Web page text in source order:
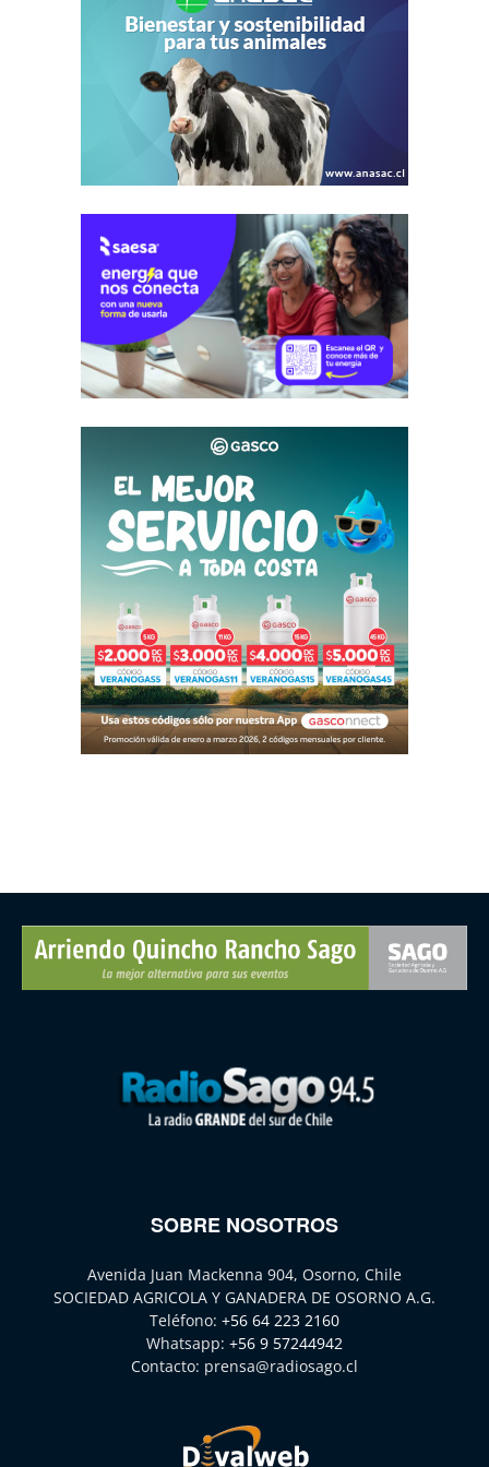
SOBRE NOSOTROS
Avenida Juan Mackenna 904, Osorno, Chile
SOCIEDAD AGRICOLA Y GANADERA DE OSORNO A.G.
Teléfono: +56 64 223 2160
Whatsapp: +56 9 57244942
Contacto: prensa@radiosago.cl